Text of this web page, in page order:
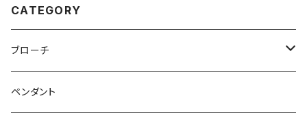
CATEGORY
ブローチ
壁に飾れる
ペンダント